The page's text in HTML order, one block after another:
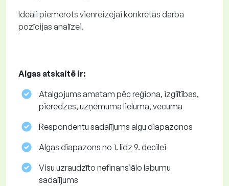
Ideāli piemērots vienreizējai konkrētas darba
pozīcijas analīzei.
Algas atskaitē ir:
Atalgojums amatam pēc reģiona, izglītības,
pieredzes, uzņēmuma lieluma, vecuma
Respondentu sadalījums algu diapazonos
Algas diapazons no 1. līdz 9. decilei
Visu uzraudzīto nefinansiālo labumu
sadalījums